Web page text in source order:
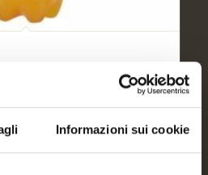
Informazioni sui cookie
Richiesta Preventivo
Mostra dettagli